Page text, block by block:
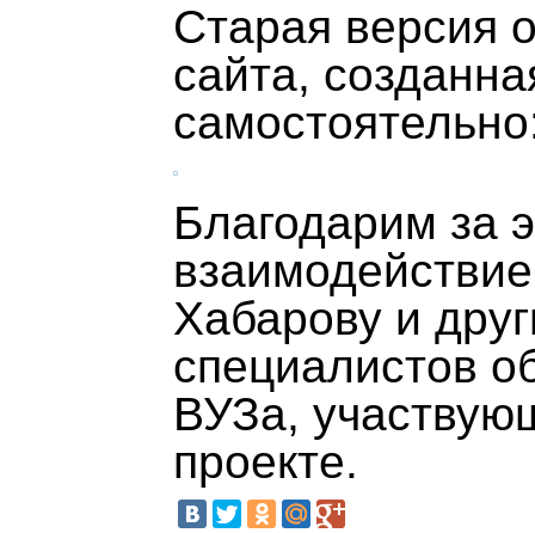
Старая версия
сайта,
Благодарим за
Хабарову и
специалистов
ВУЗа,
проекте.